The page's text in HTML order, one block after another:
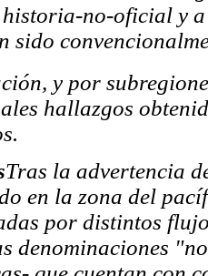
no-oficial y
sido
y por
hallazgos
Tras la advertencia
en la zona del
por distintos
denominaciones